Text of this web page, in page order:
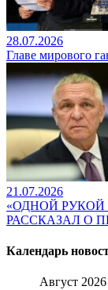
28.07.2026
Главе мирового
21.07.2026
«ОДНОЙ
РАССКАЗАЛ О
Календарь
Август 2026